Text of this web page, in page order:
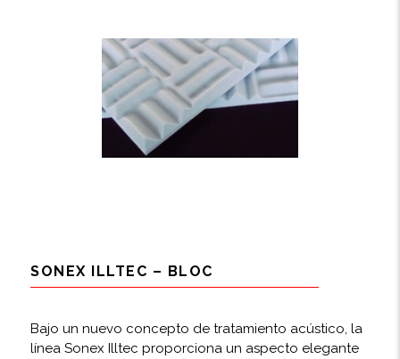
SONEX ILLTEC – BLOC
Bajo un nuevo concepto de tratamiento acústico, la
línea Sonex Illtec proporciona un aspecto elegante